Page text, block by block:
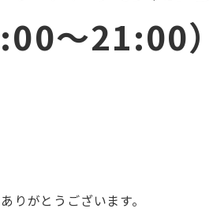
～21:00）
がとうございます。